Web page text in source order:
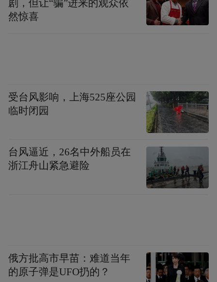
悦意双子星的万台交付，本质上验证了奔
腾"快准稳"的转型方法论。"快"体现在市场
心；"稳"则依托体系化支撑，从渠道覆盖到
服务创新再到生态建设的三维保障。
新能源转型的真正加速度，永远源于
对"人"的深度理解与价值尊重。自7月1日，
一汽奔腾已开启“悦意一夏·奔腾粉丝纳凉节”
活动，进入奔腾YOMI APP即可参与报名。
16000辆悦意车型驶入千家万户，我们看到的
不仅是销量数字，更是传统车企转型的深度
剧，但让“骗”进来的观众依
然惊喜
受台风影响，上海525座公园
临时闭园
台风逼近，26名中外船员在
浙江舟山紧急避险
俄方批高市早苗：难道当年
的原子弹是UFO扔的？